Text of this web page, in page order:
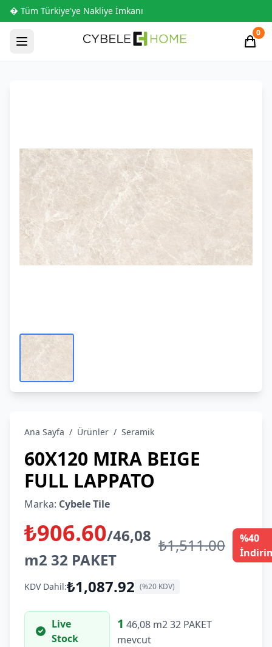
� Tüm Türkiye'ye Nakliye İmkanı
0
Ana Sayfa / Ürünler / Seramik
60X120 MIRA BEIGE
FULL LAPPATO
Marka: Cybele Tile
₺906.60/46,08
m2 32 PAKET
₺1,511.00
%40
KDV Dahil:₺1,087.92 (%20 KDV)
Live
Stock
1 46,08 m2 32 PAKET
mevcut